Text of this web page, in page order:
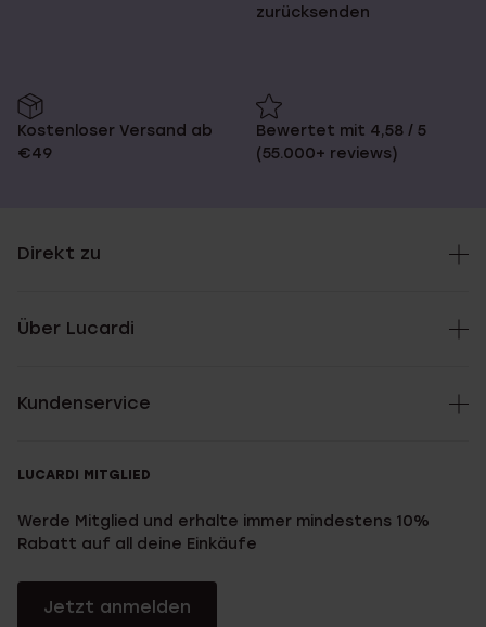
zurücksenden
Kostenloser Versand ab
€49
Bewertet mit 4,58 / 5
(55.000+ reviews)
Direkt zu
Über Lucardi
Kundenservice
LUCARDI MITGLIED
Werde Mitglied und erhalte immer mindestens 10%
Rabatt auf all deine Einkäufe
Jetzt anmelden